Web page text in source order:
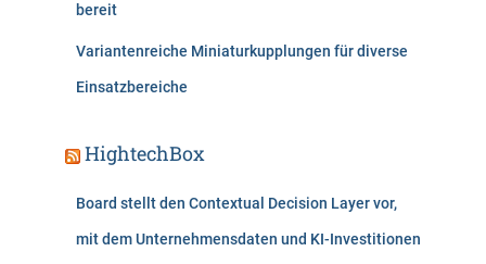
bereit
Variantenreiche Miniaturkupplungen für diverse
Einsatzbereiche
HightechBox
Board stellt den Contextual Decision Layer vor,
mit dem Unternehmensdaten und KI-Investitionen